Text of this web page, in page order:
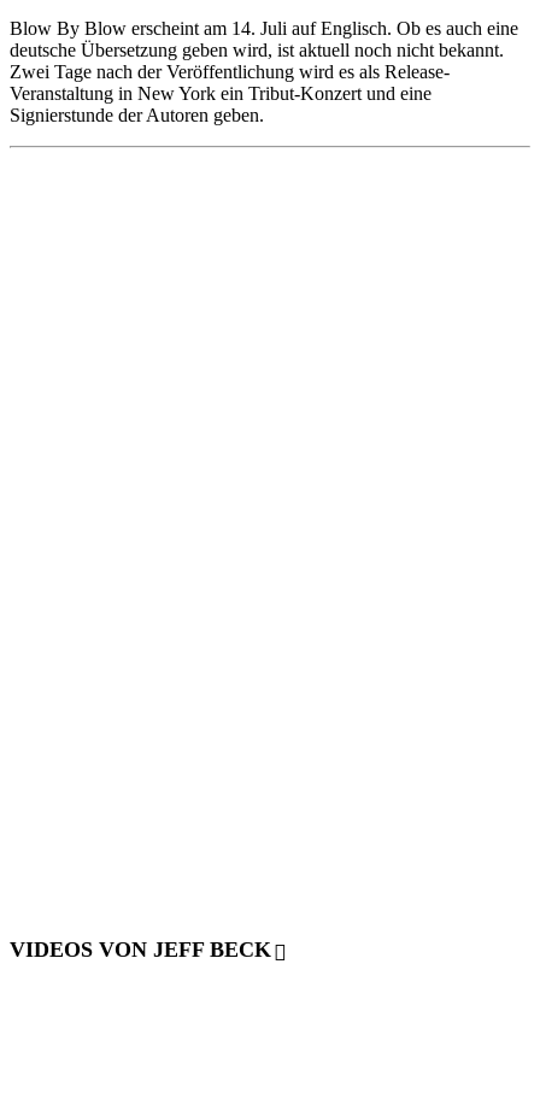
Blow By Blow erscheint am 14. Juli auf Englisch. Ob es auch eine
deutsche Übersetzung geben wird, ist aktuell noch nicht bekannt.
Zwei Tage nach der Veröffentlichung wird es als Release-
Veranstaltung in New York ein Tribut-Konzert und eine
Signierstunde der Autoren geben.
VIDEOS VON JEFF BECK